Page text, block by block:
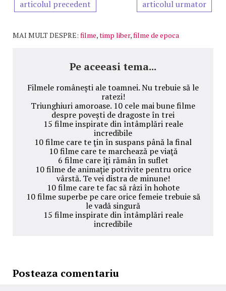
articolul precedent articolul urmator
MAI MULT DESPRE: filme,timp liber,filme de epoca
Pe aceeasi tema...
Filmele româneşti ale toamnei. Nu trebuie să le
ratezi!
Triunghiuri amoroase. 10 cele mai bune filme
despre povești de dragoste în trei
15 filme inspirate din întâmplări reale
incredibile
10 filme care te ţin în suspans până la final
10 filme care te marchează pe viaţă
6 filme care îţi rămân în suflet
10 filme de animație potrivite pentru orice
vârstă. Te vei distra de minune!
10 filme care te fac să râzi în hohote
10 filme superbe pe care orice femeie trebuie să
le vadă singură
15 filme inspirate din întâmplări reale
incredibile
Posteaza comentariu